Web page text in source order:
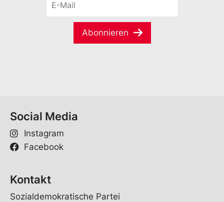
m
M
Abonnieren
Social Media
Instagram
Facebook
Kontakt
Sozialdemokratische Partei